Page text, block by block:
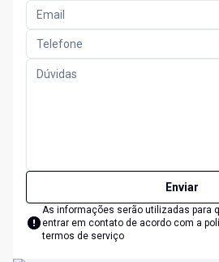
Enviar
As informações serão utilizadas para
entrar em contato de acordo com a
termos de serviço